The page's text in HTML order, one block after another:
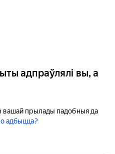
адпраўлялі вы, а
вашай прылады падобныя да
адбыцца?